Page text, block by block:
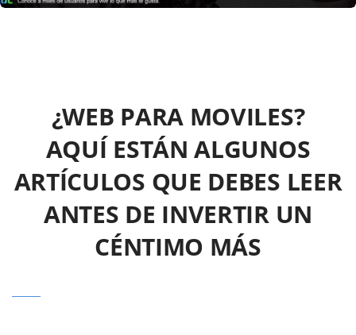
¿WEB PARA MOVILES?
AQUÍ ESTÁN ALGUNOS
ARTÍCULOS QUE DEBES LEER
ANTES DE INVERTIR UN
CÉNTIMO MÁS